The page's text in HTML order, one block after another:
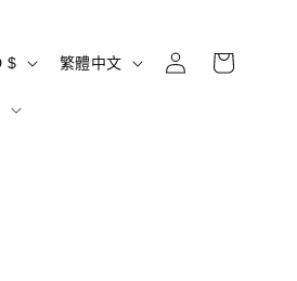
台灣 | TWD $
語
繁體中文
入
物